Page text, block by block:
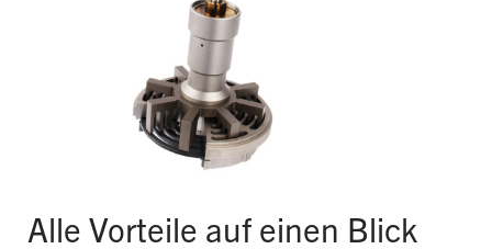
Alle Vorteile auf einen Blick